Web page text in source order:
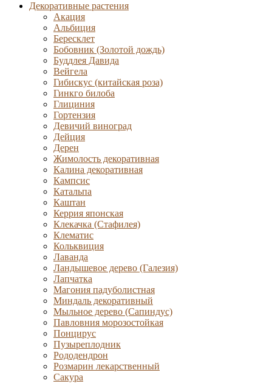
Декоративные растения
Акация
Альбиция
Бересклет
Бобовник (Золотой дождь)
Буддлея Давида
Вейгела
Гибискус (китайская роза)
Гинкго билоба
Глициния
Гортензия
Девичий виноград
Дейция
Дерен
Жимолость декоративная
Калина декоративная
Кампсис
Катальпа
Каштан
Керрия японская
Клекачка (Стафилея)
Клематис
Кольквиция
Лаванда
Ландышевое дерево (Галезия)
Лапчатка
Магония падуболистная
Миндаль декоративный
Мыльное дерево (Сапиндус)
Павловния морозостойкая
Понцирус
Пузыреплодник
Рододендрон
Розмарин лекарственный
Сакура